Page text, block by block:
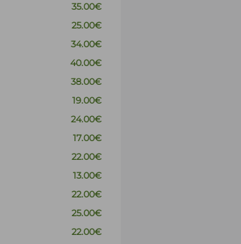
35.00€
25.00€
34.00€
40.00€
38.00€
19.00€
24.00€
17.00€
22.00€
13.00€
22.00€
25.00€
22.00€